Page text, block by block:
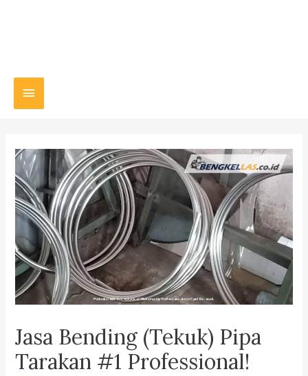
Main
Jasa Bending (Tekuk) Pipa
Tarakan #1 Professional!